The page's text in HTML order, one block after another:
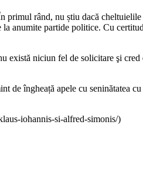
primul rând, nu știu dacă
anumite partide politice. Cu
există niciun fel de solicitare şi
de îngheață apele cu seninătatea
iohannis-si-alfred-simonis/)